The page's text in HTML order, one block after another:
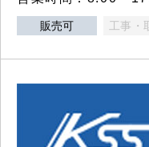
販売可 工事・